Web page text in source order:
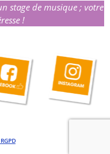
stage de musique ; votre
!